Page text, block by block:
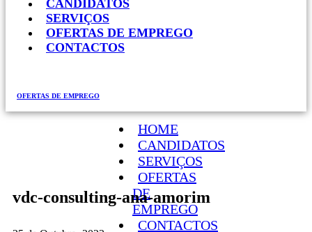
CANDIDATOS
SERVIÇOS
OFERTAS DE EMPREGO
CONTACTOS
HOME
CANDIDATOS
SERVIÇOS
OFERTAS
DE
EMPREGO
CONTACTOS
OFERTAS DE EMPREGO
vdc-consulting-ana-amorim